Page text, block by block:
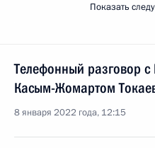
Показать
Телефонный разговор с
Касым-Жомартом
8 января 2022 года, 12:15